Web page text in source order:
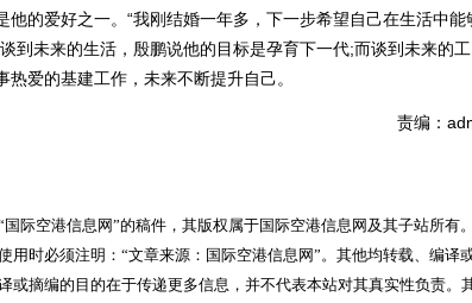
他的爱好之一。“我刚结婚一年多，下一步希望自己在生活中能
到未来的生活，殷鹏说他的目标是孕育下一代;而谈到未来的工
爱的基建工作，未来不断提升自己。
责编：
空港信息网”的稿件，其版权属于国际空港信息网及其子站所有
用时必须注明：“文章来源：国际空港信息网”。其他均转载、编译
或摘编的目的在于传递更多信息，并不代表本站对其真实性负责。